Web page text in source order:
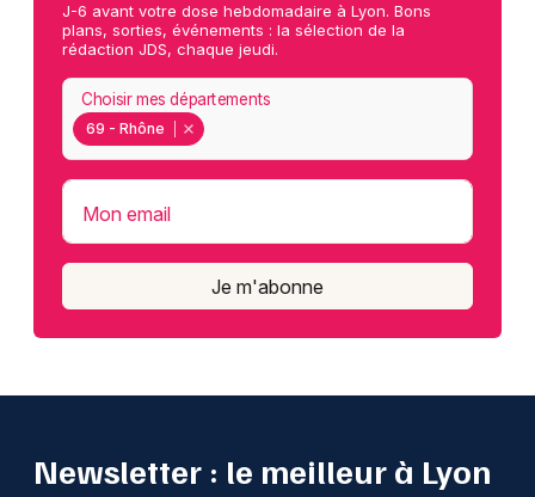
J-6 avant votre dose hebdomadaire à Lyon. Bons
plans, sorties, événements : la sélection de la
rédaction JDS, chaque jeudi.
69 - Rhône
Choisir mes départements
Mon email
Je m'abonne
Newsletter : le meilleur à Lyon